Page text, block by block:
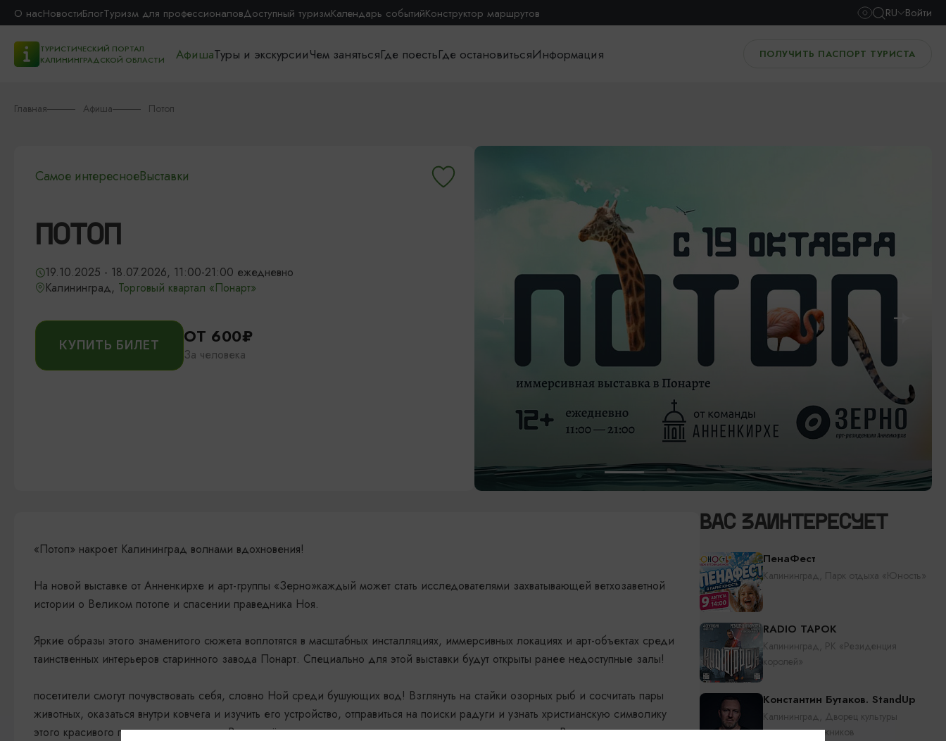
О насНовостиБлогТуризм для профессионаловДоступный туризмКалендарь событийКонструктор маршрутов RU Войти
ТУРИСТИЧЕСКИЙ ПОРТАЛ
КАЛИНИНГРАДСКОЙ ОБЛАСТИ
АфишаТуры и экскурсииЧем занятьсяГде поестьГде остановитьсяИнформация ПОЛУЧИТЬ ПАСПОРТ ТУРИСТА
Главная Афиша Потоп
Самое интересноеВыставки
ПОТОП
19.10.2025 - 18.07.2026, 11:00-21:00 ежедневно
Калининград, Торговый квартал «Понарт»
КУПИТЬ БИЛЕТ ОТ 600₽
За человека
«Потоп» накроет Калининград волнами вдохновения!
На новой выставке от Анненкирхе и арт-группы «Зерно»каждый может стать исследователями захватывающей ветхозаветной
истории о Великом потопе и спасении праведника Ноя.
Яркие образы этого знаменитого сюжета воплотятся в масштабных инсталляциях, иммерсивных локациях и арт-объектах среди
таинственных интерьеров старинного завода Понарт. Специально для этой выставки будут открыты ранее недоступные залы!
посетители смогут почувствовать себя, словно Ной среди бушующих вод! Взглянуть на стайки озорных рыб и сосчитать пары
животных, оказаться внутри ковчега и изучить его устройство, отправиться на поиски радуги и узнать христианскую символику
этого красивого природного явления. Всех ждёт море вдохновения и полное погружение в историю о Великом потопе —
ВАС ЗАИНТЕРЕСУЕТ
ПенаФест
Калининград, Парк отдыха «Юность»
RADIO TAPOK
Калининград, РК «Резиденция
королей»
Константин Бутаков. StandUp
Калининград, Дворец культуры
железнодорожников